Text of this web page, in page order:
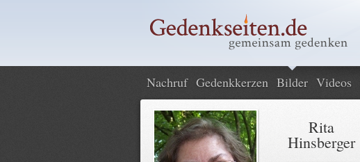
Nachruf Gedenkkerzen Bilder Videos
Rita
Hinsberger